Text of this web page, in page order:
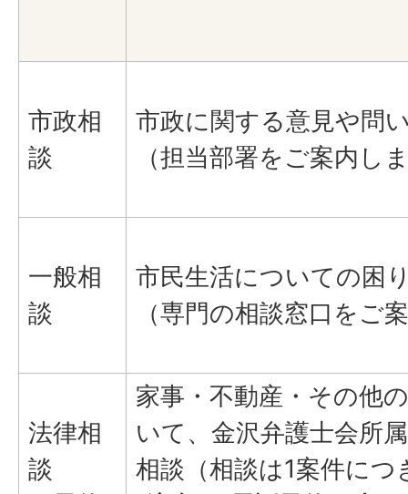
市政相
談
市政に関する意見や問
（担当部署をご案内し
一般相
談
市民生活についての困
（専門の相談窓口をご
法律相
談
家事・不動産・その他
いて、金沢弁護士会所
相談（相談は1案件につ